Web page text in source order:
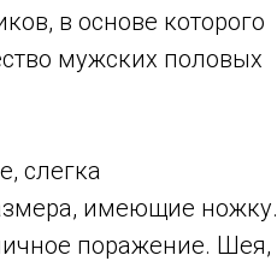
в основе которого
мужских половых
слегка
имеющие ножку.
поражение. Шея,